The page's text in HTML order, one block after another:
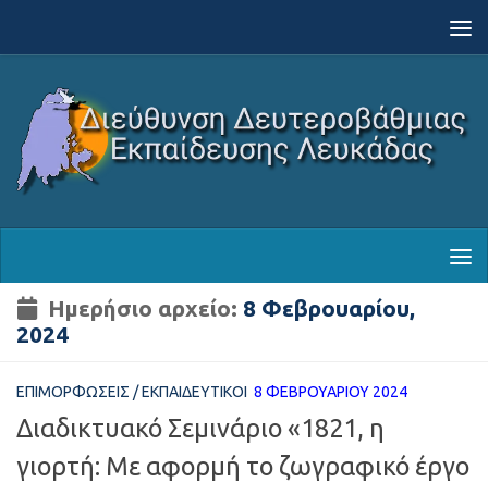
Ημερήσιο αρχείο: 8 Φεβρουαρίου,
2024
ΕΠΙΜΟΡΦΏΣΕΙΣ /ΕΚΠΑΙΔΕΥΤΙΚΟΊ 8 ΦΕΒΡΟΥΑΡΊΟΥ 2024
Διαδικτυακό Σεμινάριο «1821, η
γιορτή: Με αφορμή το ζωγραφικό έργο